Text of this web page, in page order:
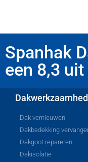
Spanhak
een 8,3
Dak vernieuwen
Dakbedekking
Dakgoot repareren
Dakisolatie